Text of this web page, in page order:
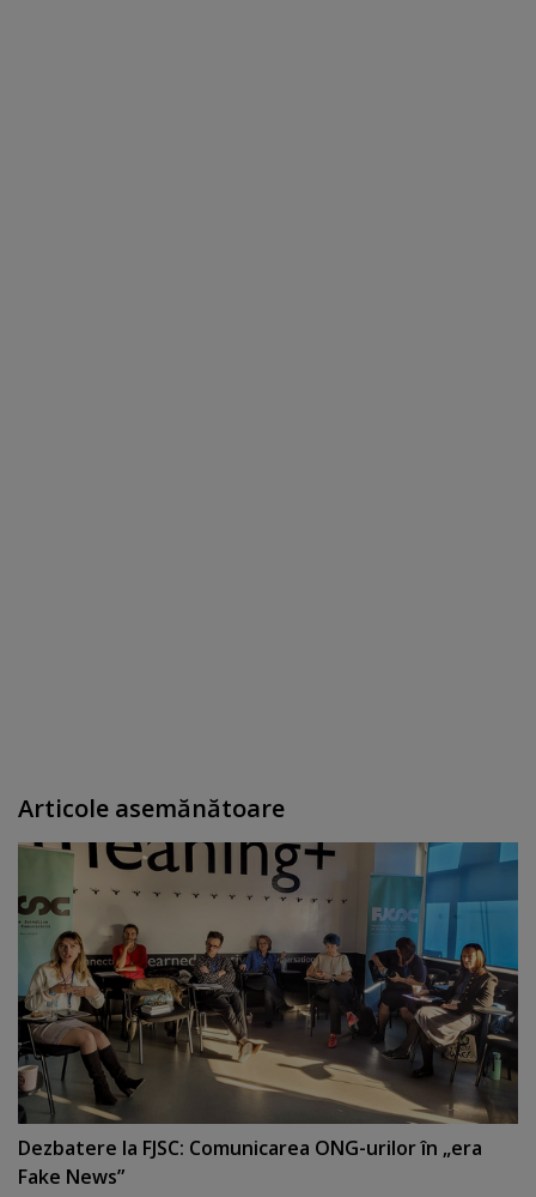
Articole asemănătoare
Dezbatere la FJSC: Comunicarea ONG-urilor în „era
Fake News”